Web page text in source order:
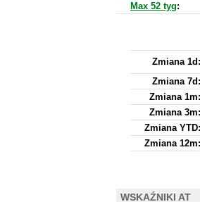
Max 52 tyg:
Zmiana 1d:
Zmiana 7d:
Zmiana 1m:
Zmiana 3m:
Zmiana YTD:
Zmiana 12m:
WSKAŹNIKI AT